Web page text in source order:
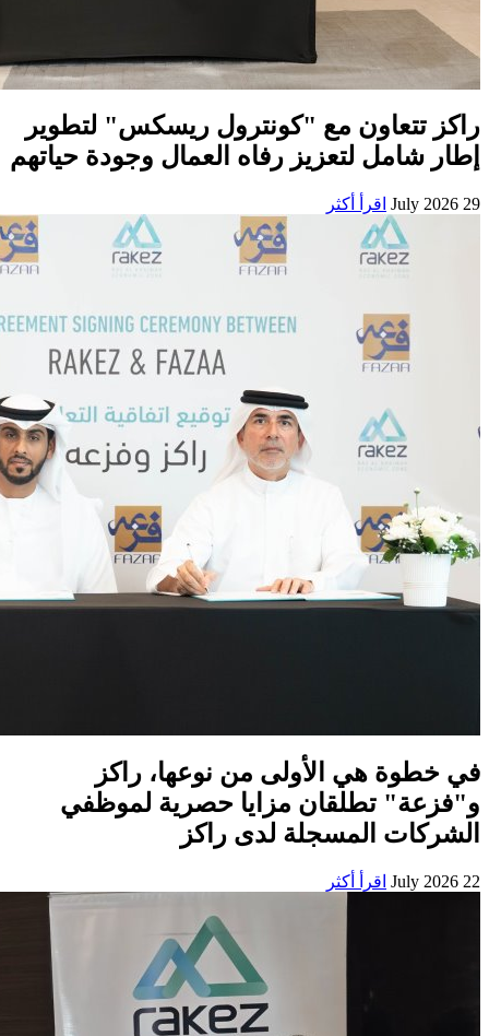
راكز تتعاون مع "كونترول ريسكس" لتطوير
إطار شامل لتعزيز رفاه العمال وجودة حياتهم
29 July 2026 اقرأ أكثر
في خطوة هي الأولى من نوعها، راكز
و"فزعة" تطلقان مزايا حصرية لموظفي
الشركات المسجلة لدى راكز
22 July 2026 اقرأ أكثر